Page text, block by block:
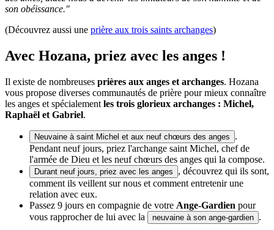
son obéissance."
(Découvrez aussi une prière aux trois saints archanges)
Avec Hozana, priez avec les anges !
Il existe de nombreuses prières aux anges et archanges. Hozana
vous propose diverses communautés de prière pour mieux connaître
les anges et spécialement les trois glorieux archanges : Michel,
Raphaël et Gabriel.
Neuvaine à saint Michel et aux neuf chœurs des anges
.
Pendant neuf jours, priez l'archange saint Michel, chef de
l'armée de Dieu et les neuf chœurs des anges qui la compose.
Durant neuf jours, priez avec les anges
, découvrez qui ils sont,
comment ils veillent sur nous et comment entretenir une
relation avec eux.
Passez 9 jours en compagnie de votre Ange-Gardien pour
vous rapprocher de lui avec la
neuvaine à son ange-gardien .